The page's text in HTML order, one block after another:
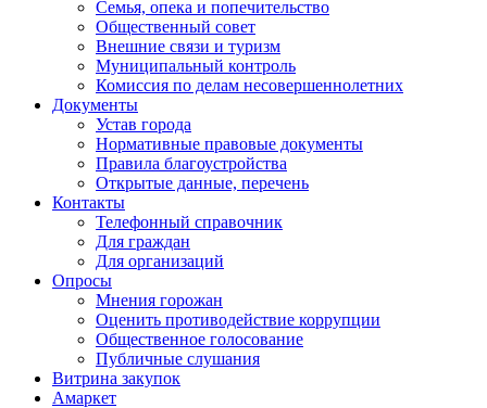
Семья, опека и попечительство
Общественный совет
Внешние связи и туризм
Муниципальный контроль
Комиссия по делам несовершеннолетних
Документы
Устав города
Нормативные правовые документы
Правила благоустройства
Открытые данные, перечень
Контакты
Телефонный справочник
Для граждан
Для организаций
Опросы
Мнения горожан
Оценить противодействие коррупции
Общественное голосование
Публичные слушания
Витрина закупок
Амаркет